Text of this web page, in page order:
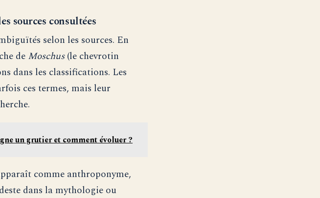
sources consultées
selon les sources. En
de Moschus(le chevrotin
dans les classifications. Les
ces termes, mais leur
un grutier et comment évoluer ?
comme anthroponyme,
dans la mythologie ou